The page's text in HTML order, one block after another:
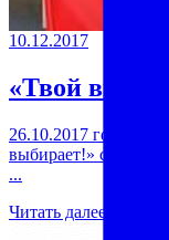
10.12.2017
«Твой выбор
26.10.2017 года в
выбирает!»
...
Читать далее →